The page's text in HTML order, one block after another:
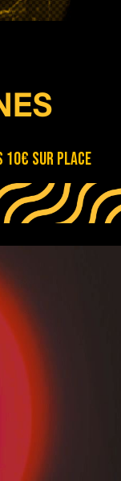
10€ sur place